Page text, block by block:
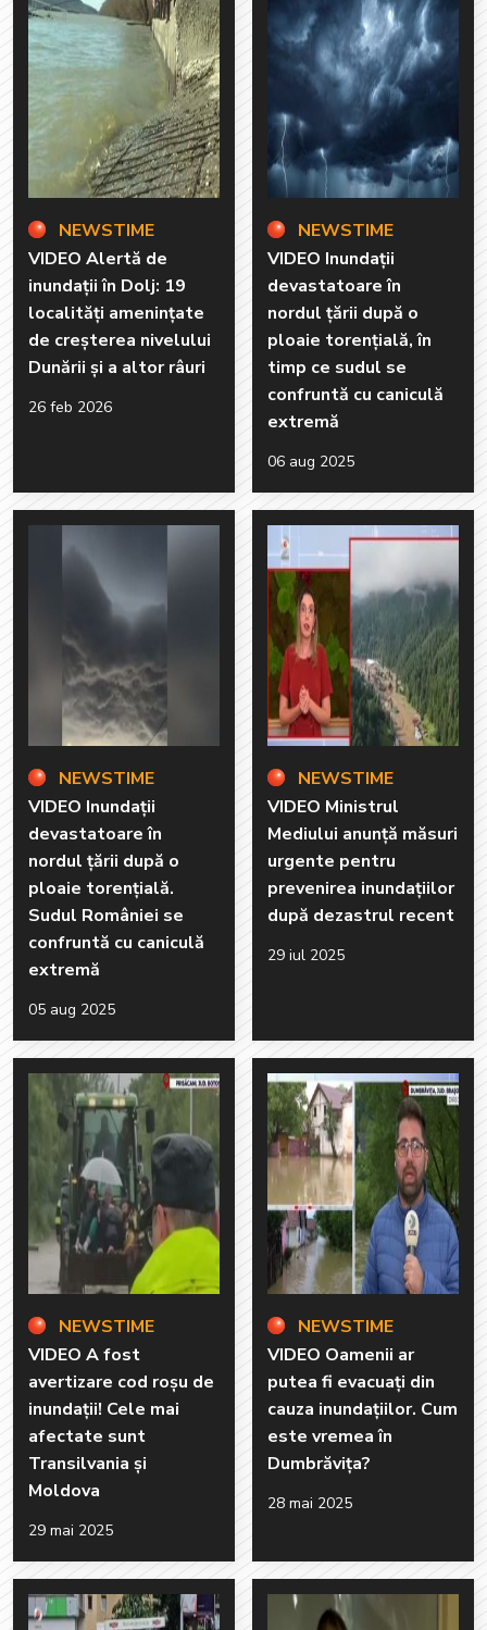
NEWSTIME
VIDEO Alertă de
inundații în Dolj: 19
localități amenințate
de creșterea nivelului
Dunării și a altor râuri
26 feb 2026
NEWSTIME
VIDEO Inundații
devastatoare în
nordul țării după o
ploaie torențială, în
timp ce sudul se
confruntă cu caniculă
extremă
06 aug 2025
NEWSTIME
VIDEO Inundații
devastatoare în
nordul țării după o
ploaie torențială.
Sudul României se
confruntă cu caniculă
extremă
05 aug 2025
NEWSTIME
VIDEO Ministrul
Mediului anunță măsuri
urgente pentru
prevenirea inundațiilor
după dezastrul recent
29 iul 2025
NEWSTIME
VIDEO A fost
avertizare cod roșu de
inundații! Cele mai
afectate sunt
Transilvania și
Moldova
29 mai 2025
NEWSTIME
VIDEO Oamenii ar
putea fi evacuați din
cauza inundațiilor. Cum
este vremea în
Dumbrăvița?
28 mai 2025